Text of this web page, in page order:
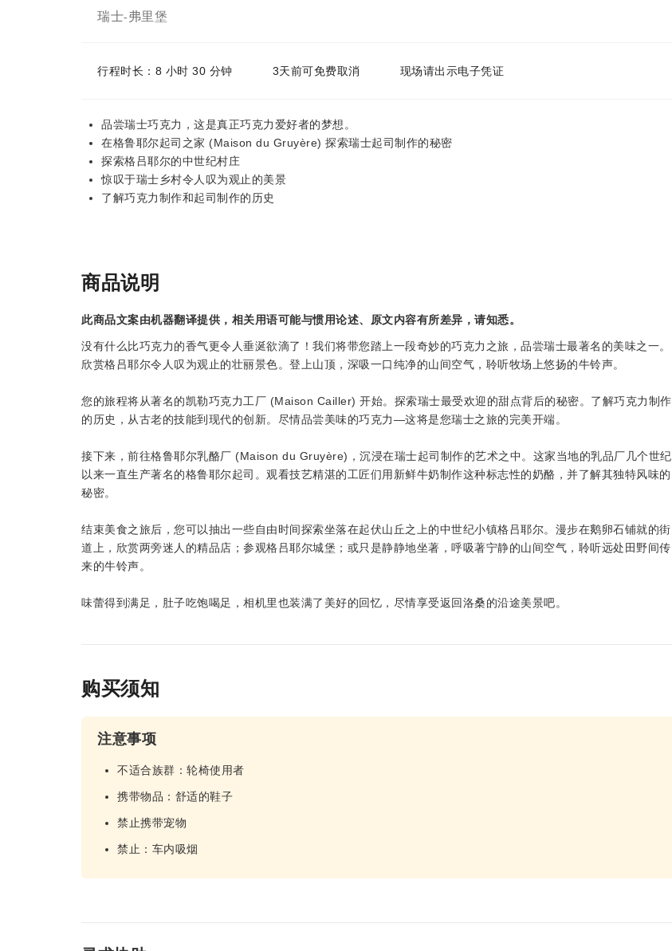
瑞士-弗里堡
行程时长：8 小时 30 分钟 3天前可免费取消 现场请出示电子凭证
品尝瑞士巧克力，这是真正巧克力爱好者的梦想。
在格鲁耶尔起司之家 (Maison du Gruyère) 探索瑞士起司制作的秘密
探索格吕耶尔的中世纪村庄
惊叹于瑞士乡村令人叹为观止的美景
了解巧克力制作和起司制作的历史
商品说明
此商品文案由机器翻译提供，相关用语可能与惯用论述、原文内容有所差异，请知悉。
没有什么比巧克力的香气更令人垂涎欲滴了！我们将带您踏上一段奇妙的巧克力之旅，品尝瑞士最著名的美味之一。
欣赏格吕耶尔令人叹为观止的壮丽景色。登上山顶，深吸一口纯净的山间空气，聆听牧场上悠扬的牛铃声。
您的旅程将从著名的凯勒巧克力工厂 (Maison Cailler) 开始。探索瑞士最受欢迎的甜点背后的秘密。了解巧克力制作
的历史，从古老的技能到现代的创新。尽情品尝美味的巧克力—这将是您瑞士之旅的完美开端。
接下来，前往格鲁耶尔乳酪厂 (Maison du Gruyère)，沉浸在瑞士起司制作的艺术之中。这家当地的乳品厂几个世纪
以来一直生产著名的格鲁耶尔起司。观看技艺精湛的工匠们用新鲜牛奶制作这种标志性的奶酪，并了解其独特风味的
秘密。
结束美食之旅后，您可以抽出一些自由时间探索坐落在起伏山丘之上的中世纪小镇格吕耶尔。漫步在鹅卵石铺就的街
道上，欣赏两旁迷人的精品店；参观格吕耶尔城堡；或只是静静地坐著，呼吸著宁静的山间空气，聆听远处田野间传
来的牛铃声。
味蕾得到满足，肚子吃饱喝足，相机里也装满了美好的回忆，尽情享受返回洛桑的沿途美景吧。
购买须知
注意事项
不适合族群：轮椅使用者
携带物品：舒适的鞋子
禁止携带宠物
禁止：车内吸烟